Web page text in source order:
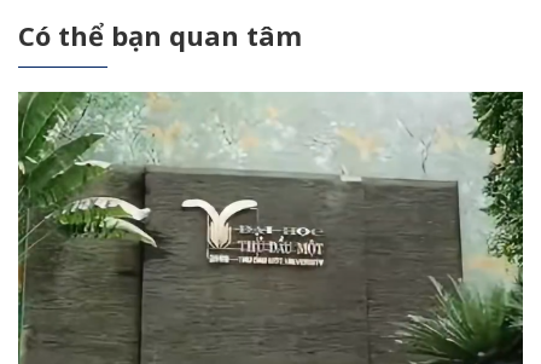
Có thể bạn quan tâm